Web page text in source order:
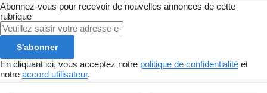
Abonnez-vous pour recevoir de nouvelles annonces de cette
rubrique
S'abonner
En cliquant ici, vous acceptez notre politique de confidentialité et
notre accord utilisateur.